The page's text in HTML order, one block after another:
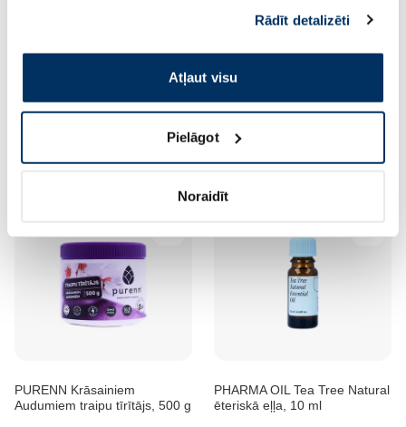
pakalpojumus. Ja piekrītat šo papildu sīkdatņu
izmantošanai, lūdzu, atzīmējiet savu izvēli:
Rādīt detalizēti
Atļaut visu
Pielāgot
Noraidīt
Universal Refill šķidrais veļas
PURENN Krāsainiem
Audumiem traipu tīrītājs, 500 g
PHARMA OIL Tea Tree Natural
ēteriskā eļļa, 10 ml